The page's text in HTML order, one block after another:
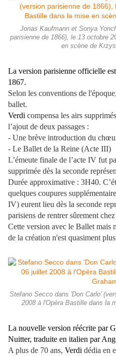
Jonas Kaufmann et Sonya
parisienne de 1866), le 13 octobre
en scène de
La version parisienne officielle
1867.
Selon les conventions de
ballet.
Verdi compensa les airs
l’ajout de deux passages :
- Une brève introduction du
- Le Ballet de la Reine (Acte III)
L’émeute finale de l’acte IV fut
supprimée dès la seconde
Durée approximative : 3H40.
quelques coupures
IV) eurent lieu dès la seconde
parisiens de rentrer sûrement
Cette version avec le Ballet mais
de la création n'est quasiment
Stefano Secco dans 'Don Carlo'
2008 à l'Opéra Bastille dans la
La nouvelle version réécrite par
Nuitter, traduite en italien par
A plus de 70 ans, Verdi dédia en